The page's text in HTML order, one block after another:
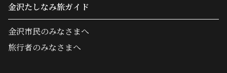
金沢たしなみ旅ガイド
金沢市民のみなさまへ
旅行者のみなさまへ